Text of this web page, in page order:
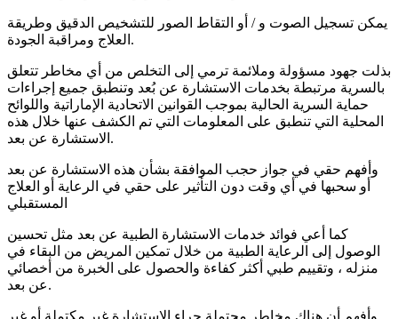
يمكن تسجيل الصوت و / أو التقاط الصور للتشخيص الدقيق وطريقة
العلاج ومراقبة الجودة.
بذلت جهود مسؤولة وملائمة ترمي إلى التخلص من أي مخاطر تتعلق
بالسرية مرتبطة بخدمات الاستشارة عن بُعد وتنطبق جميع إجراءات
حماية السرية الحالية بموجب القوانين الاتحادية الإماراتية واللوائح
المحلية التي تنطبق على المعلومات التي تم الكشف عنها خلال هذه
الاستشارة عن بعد.
وأفهم حقي في جواز حجب الموافقة بشأن هذه الاستشارة عن بعد
أو سحبها في أي وقت دون التأثير على حقي في الرعاية أو العلاج
المستقبلي
كما أعي فوائد خدمات الاستشارة الطبية عن بعد مثل تحسين
الوصول إلى الرعاية الطبية من خلال تمكين المريض من البقاء في
منزله ، وتقييم طبي أكثر كفاءة والحصول على الخبرة من أخصائي
عن بعد.
وأفهم أن هناك مخاطر محتملة جراء الاستشارة غير مكتملة أو غير